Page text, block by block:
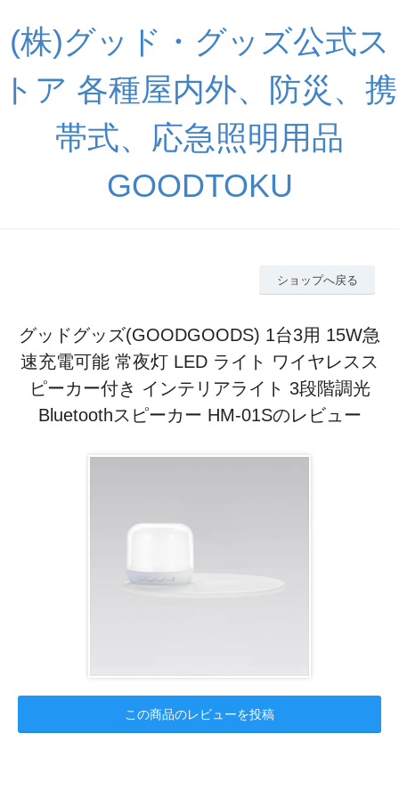
(株)グッド・グッズ公式ス
トア 各種屋内外、防災、携
帯式、応急照明用品
GOODTOKU
ショップへ戻る
グッドグッズ(GOODGOODS) 1台3用 15W急
速充電可能 常夜灯 LED ライト ワイヤレスス
ピーカー付き インテリアライト 3段階調光
Bluetoothスピーカー HM-01Sのレビュー
この商品のレビューを投稿